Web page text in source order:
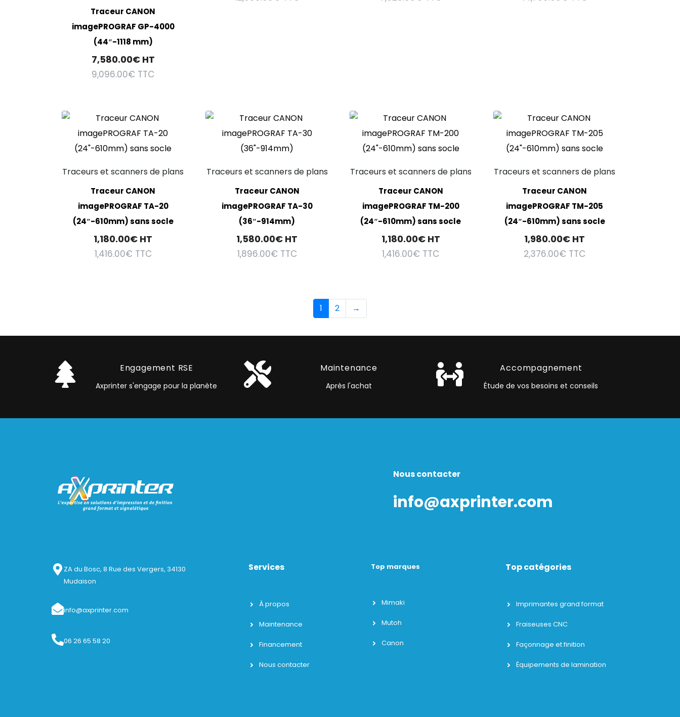
Traceur CANON
imagePROGRAF GP-4000
(44″-1118 mm)
7,580.00€HT
9,096.00€ TTC
Traceurs et scanners de plans
Traceur CANON
imagePROGRAF TA-20
(24″-610mm) sans socle
1,180.00€ HT
1,416.00€ TTC
Traceurs et scanners de plans
Traceur CANON
imagePROGRAF TA-30
(36″-914mm)
1,580.00€ HT
1,896.00€ TTC
Traceurs et scanners de plans
Traceur CANON
imagePROGRAF TM-200
(24″-610mm) sans socle
1,180.00€HT
1,416.00€ TTC
Traceurs et scanners de plans
Traceur CANON
imagePROGRAF TM-205
(24″-610mm) sans socle
1,980.00€ HT
2,376.00€ TTC
1 2 →
Engagement RSE
Axprinter s'engage pour la planète
Maintenance
Après l'achat
Accompagnement
Étude de vos besoins et conseils
Nous contacter
info@axprinter.com
ZA du Bosc, 8 Rue des Vergers, 34130
Mudaison
info@axprinter.com
06 26 65 58 20
Services
À propos
Maintenance
Financement
Nous contacter
Top marques
Mimaki
Mutoh
Canon
Top catégories
Imprimantes grand format
Fraiseuses CNC
Façonnage et finition
Équipements de lamination